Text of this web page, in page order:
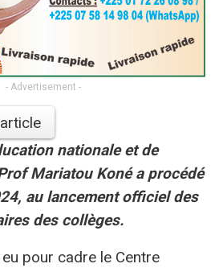
- Advertisement -
nationale et de
Mariatou Koné a procédé
au lancement officiel des
des collèges.
pour cadre le Centre